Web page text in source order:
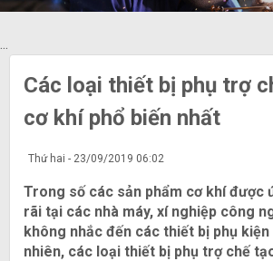
...
Các loại thiết bị phụ trợ
cơ khí phổ biến nhất
Thứ hai - 23/09/2019 06:02
Trong số các sản phẩm cơ khí được
rãi tại các nhà máy, xí nghiệp công
không nhắc đến các thiết bị phụ kiện
nhiên, các loại thiết bị phụ trợ chế